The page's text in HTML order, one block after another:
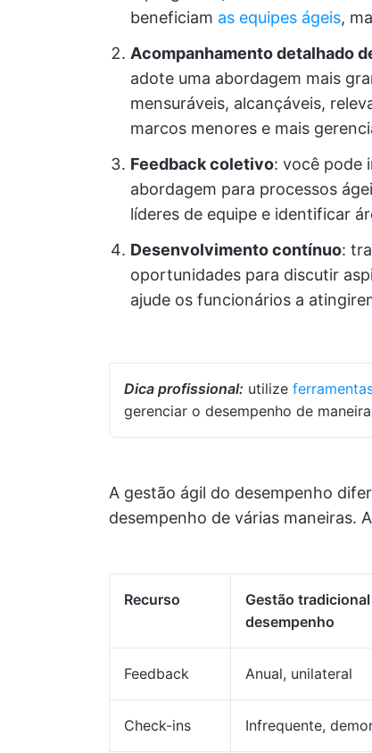
beneficiam as equipes ágeis,
Acompanhamento detalhado
adote uma abordagem mais
mensuráveis, alcançáveis,
marcos menores e mais
Feedback coletivo: você pode
abordagem para processos
líderes de equipe e identificar
Desenvolvimento contínuo:
oportunidades para discutir
ajude os funcionários a
Dica profissional: utilize
gerenciar o desempenho de
A gestão ágil do desempenho
desempenho de várias maneiras.
Recurso
Gestão
desempenho
Feedback Anual, unilateral
Check-ins Infrequente,